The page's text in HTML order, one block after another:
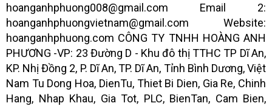
hoanganhphuong008@gmail.com Email 2:
hoanganhphuongvietnam@gmail.com Website:
hoanganhphuong.com CÔNG TY TNHH HOÀNG ANH
PHƯƠNG -VP: 23 Đường D - Khu đô thị TTHC TP Dĩ An,
KP. Nhị Đồng 2, P. Dĩ An, TP. Dĩ An, Tỉnh Bình Dương, Việt
Nam Tu Dong Hoa, DienTu, Thiet Bi Dien, Gia Re, Chinh
Hang, Nhap Khau, Gia Tot, PLC, BienTan, Cam Bien,